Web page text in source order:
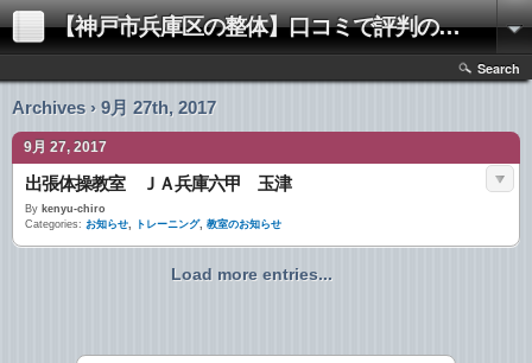
【神戸市兵庫区の整体】口コミで評判の「きむらけんゆう整体院」
Search
Archives › 9月 27th, 2017
9月 27, 2017
出張体操教室 ＪＡ兵庫六甲 玉津
By kenyu-chiro
Categories: お知らせ, トレーニング, 教室のお知らせ
Load more entries...